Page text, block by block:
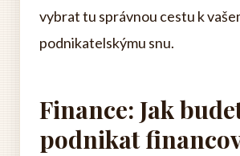
vybrat tu správnou cestu k
podnikatelskýmu snu.
Finance: Jak
podnikat